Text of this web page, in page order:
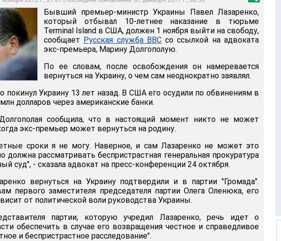
Бывший премьер-министр Украины Павел Лазаренко,
который отбывал 10-летнее наказание в тюрьме
Terminal Island в США, должен 1 ноября выйти на свободу,
сообщает Русская служба BBCсо ссылкой на адвоката
экс-премьера, Марину Долгополую.
По ее словам, после освобождения он намеревается
вернуться на Украину, о чем сам неоднократно заявлял.
покинул Украину 13 лет назад. В США его осудили по обвинениям в
долларов через американские банки.
сообщила, что в настоящий момент никто не может
экс-премьер может вернуться на родину.
сроки я не могу. Наверное, и сам Лазаренко не может это
должна рассматривать беспристрастная генеральная прокуратура
суд", - сказала адвокат на пресс-конференции 24 октября.
вернуться на Украину подтвердили и в партии "Громада".
первого заместителя председателя партии Олега Оленюка, его
от политической воли руководства Украины.
партии, которую учредил Лазаренко, речь идет о
обеспечить в случае его возвращения честное и справедливое
и беспристрастное расследование".